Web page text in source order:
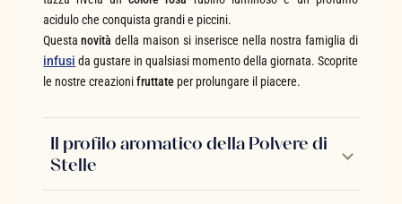
acidulo che conquista grandi e piccini.
Questanovità della maison si inserisce nella nostra famiglia di
infusi da gustare in qualsiasi momento della giornata. Scoprite
le nostre creazionifruttate per prolungare il piacere.
Il profilo aromatico della Polvere di
Stelle